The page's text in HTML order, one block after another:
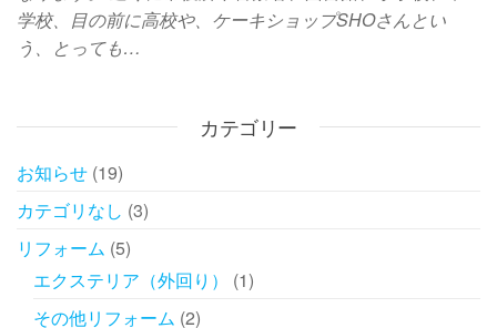
学校、目の前に高校や、ケーキショップSHOさんとい
う、とっても…
カテゴリー
お知らせ (19)
カテゴリなし (3)
リフォーム (5)
エクステリア（外回り）
(1)
その他リフォーム (2)